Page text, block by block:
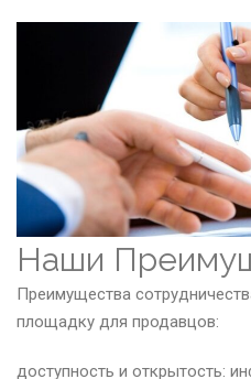
Наши
Преимущества
площадку для продавцов:
доступность и открытость: